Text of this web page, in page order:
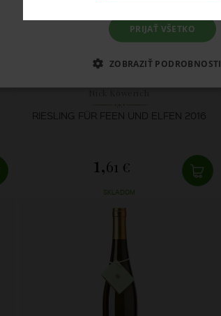
RIESLING FÜR FEEN UND ELFEN 2016
1,61 €
SKLADOM
PRIJAŤ VŠETKO
ZOBRAZIŤ PODROBNOSTI